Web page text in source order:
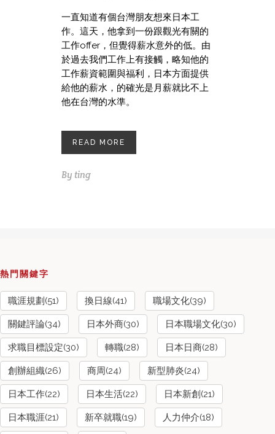
一直知道有個台灣朋友想來日本工
作。這天，他拿到一份跟觀光有關的
工作offer，但覺得薪水意外的低。由
於過去我們工作上有接觸，略知他的
工作薪資範圍與福利，日本方面提供
給他的薪水，的確光是月薪就比不上
他在台灣的水準。
READ MORE
By ting
熱門關鍵字
職涯規劃(51) 換日線(41) 職場文化(39)
關鍵評論(34) 日本外商(30) 日本職場文化(30)
求職目標設定(30) 轉職(28) 日本日商(28)
創辦組織(26) 商周(24) 新型肺炎(24)
日本工作(22) 日本生活(22) 日本新創(21)
日本職涯(21) 新卒就職(19) 人力仲介(18)